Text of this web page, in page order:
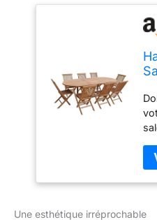
:
Une esthétique irréprochable